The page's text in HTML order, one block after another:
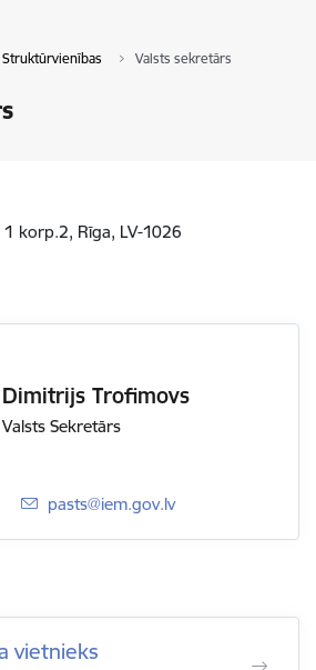
Struktūrvienības Valsts sekretārs
korp.2, Rīga, LV-1026
Dimitrijs Trofimovs
Valsts Sekretārs
E-pasts:
pasts@iem.gov.lv
vietnieks